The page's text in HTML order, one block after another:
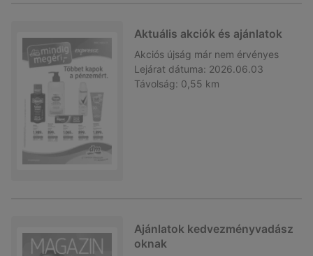
Aktuális akciók és ajánlatok
Akciós újság már nem érvényes
Lejárat dátuma: 2026.06.03
Távolság: 0,55 km
Ajánlatok kedvezményvadász
oknak